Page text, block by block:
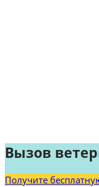
Вызов
Получите